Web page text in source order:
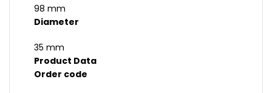
98 mm
Diameter
35 mm
Product Data
Order code